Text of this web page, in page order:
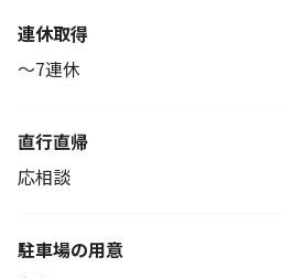
連休取得
～7連休
直行直帰
応相談
駐車場の用意